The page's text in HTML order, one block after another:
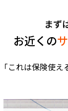
まず
お近くの
「これは保険使